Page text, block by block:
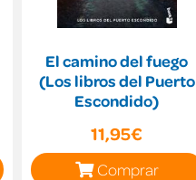
El camino del fuego
(Los libros del Puerto
Escondido)
11,95€
Comprar